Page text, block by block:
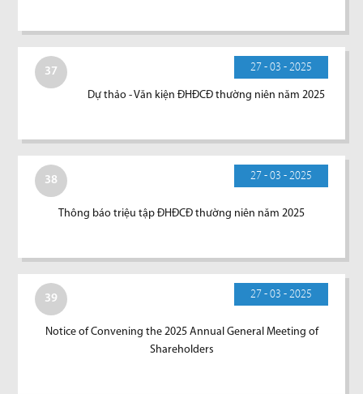
37 27 - 03 - 2025
Dự thảo - Văn kiện ĐHĐCĐ thường niên năm 2025
38 27 - 03 - 2025
Thông báo triệu tập ĐHĐCĐ thường niên năm 2025
39 27 - 03 - 2025
Notice of Convening the 2025 Annual General Meeting of
Shareholders